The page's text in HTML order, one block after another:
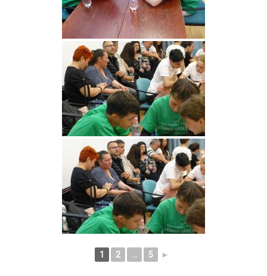
1 2 ... 5 ►